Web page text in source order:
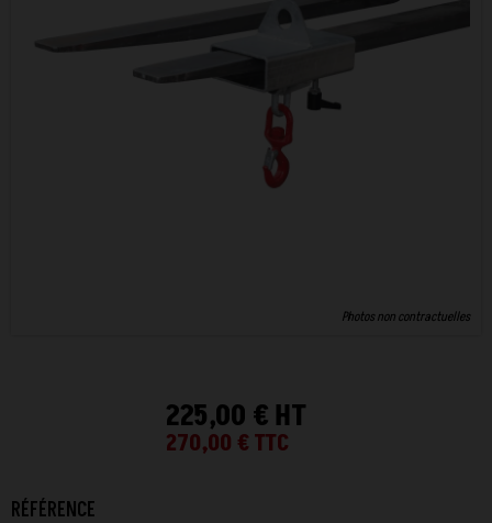
Photos non contractuelles
225,00 € HT
270,00 € TTC
RÉFÉRENCE